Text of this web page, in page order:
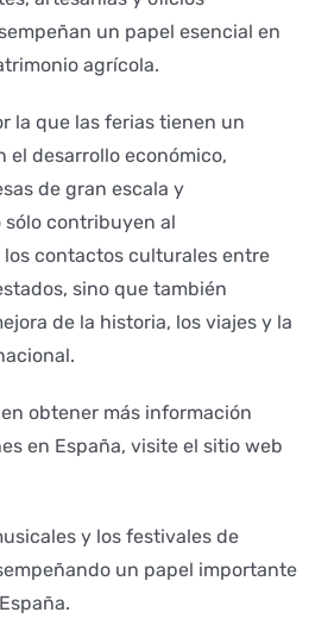
un papel esencial en
agrícola.
la que las ferias tienen un
el desarrollo económico,
de gran escala y
sólo contribuyen al
contactos culturales entre
sino que también
de la historia, los viajes y la
obtener más información
en España, visite el sitio web
y los festivales de
un papel importante